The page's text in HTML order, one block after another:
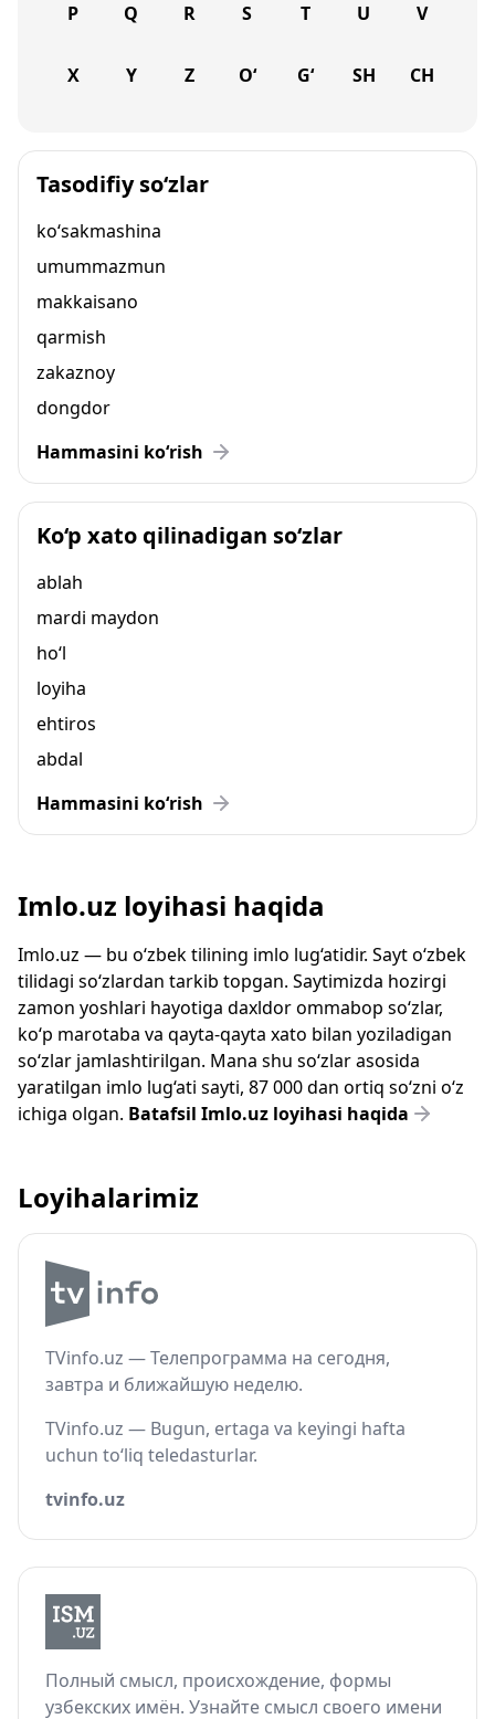
P Q R S T U V
X Y Z O‘ G‘ SH CH
Tasodifiy so‘zlar
ko‘sakmashina
umummazmun
makkaisano
qarmish
zakaznoy
dongdor
Hammasini ko‘rish
Ko‘p xato qilinadigan so‘zlar
ablah
mardi maydon
ho‘l
loyiha
ehtiros
abdal
Hammasini ko‘rish
Imlo.uz loyihasi haqida
Imlo.uz — bu o‘zbek tilining imlo lug‘atidir. Sayt o‘zbek
tilidagi so‘zlardan tarkib topgan. Saytimizda hozirgi
zamon yoshlari hayotiga daxldor ommabop so‘zlar,
ko‘p marotaba va qayta-qayta xato bilan yoziladigan
so‘zlar jamlashtirilgan. Mana shu so‘zlar asosida
yaratilgan imlo lug‘ati sayti, 87 000 dan ortiq so‘zni o‘z
ichiga olgan. Batafsil Imlo.uz loyihasi haqida
Loyihalarimiz
TVinfo.uz — Телепрограмма на сегодня,
завтра и ближайшую неделю.
TVinfo.uz — Bugun, ertaga va keyingi hafta
uchun to‘liq teledasturlar.
tvinfo.uz
Полный смысл, происхождение, формы
узбекских имён. Узнайте смысл своего имени